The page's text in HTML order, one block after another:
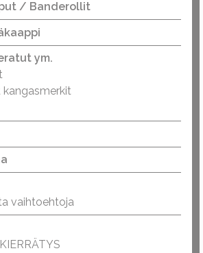
/ Banderollit
ym.
kangasmerkit
vaihtoehtoja